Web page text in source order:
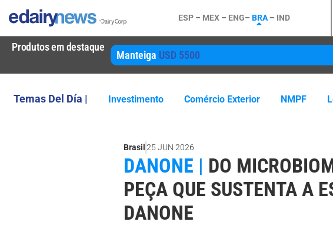
ESP – MEX – ENG–BRA – IND
Produtos em destaque
Manteiga USD 5500
Temas Del Día | Investimento Comércio Exterior NMPF
Brasil 25 JUN 2026
DANONE | DO
PEÇA QUE SUSTENTA A
DANONE